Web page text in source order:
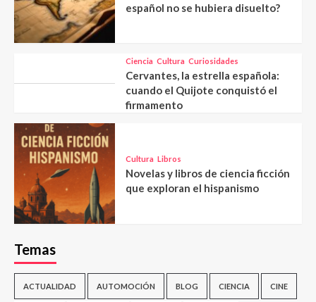
español no se hubiera disuelto?
Ciencia Cultura Curiosidades
Cervantes, la estrella española:
cuando el Quijote conquistó el
firmamento
Cultura Libros
Novelas y libros de ciencia ficción
que exploran el hispanismo
Temas
ACTUALIDAD AUTOMOCIÓN BLOG CIENCIA CINE